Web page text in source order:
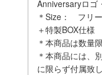
Anniversaryロゴ
＊Size： フリー
＋特製BOX仕様
＊本商品は数量
＊本商品には、
に限らず付属致